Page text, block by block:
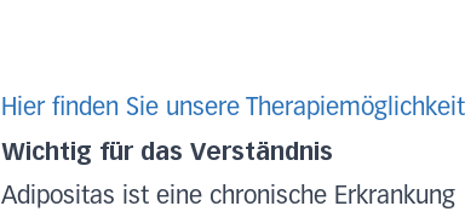
Hier finden Sie unsere
Wichtig für das Verständnis
Adipositas ist eine chronische Erkrankung